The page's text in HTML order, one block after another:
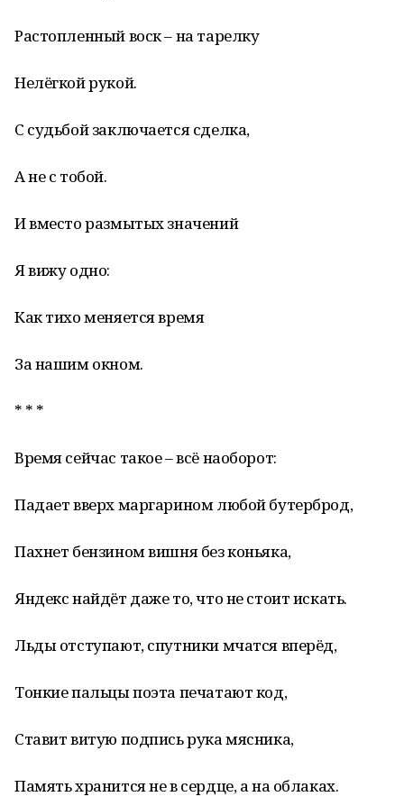
Растопленный воск – на тарелку
Нелёгкой рукой.
С судьбой заключается сделка,
А не с тобой.
И вместо размытых значений
Я вижу одно:
Как тихо меняется время
За нашим окном.
* * *
Время сейчас такое – всё наоборот:
Падает вверх маргарином любой бутерброд,
Пахнет бензином вишня без коньяка,
Яндекс найдёт даже то, что не стоит искать.
Льды отступают, спутники мчатся вперёд,
Тонкие пальцы поэта печатают код,
Ставит витую подпись рука мясника,
Память хранится не в сердце, а на облаках.